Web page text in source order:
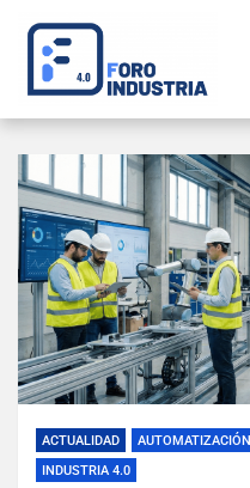
ACTUALIDAD AUTOMATIZACIÓN
INDUSTRIA 4.0